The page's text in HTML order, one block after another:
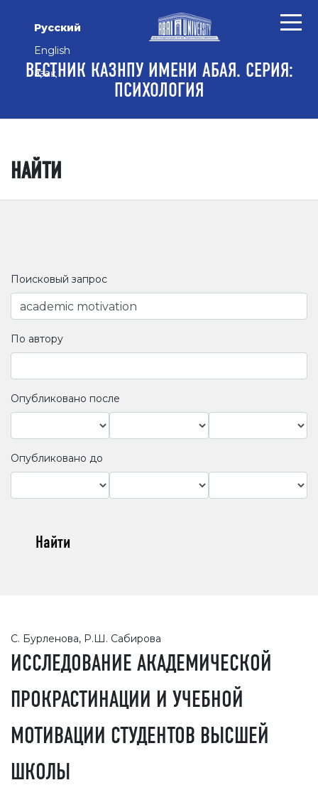
Русский
English
Қазақ
ВЕСТНИК КАЗНПУ ИМЕНИ АБАЯ. СЕРИЯ:
ПСИХОЛОГИЯ
НАЙТИ
Поисковый запрос
По автору
Опубликовано после
Опубликовано до
Найти
С. Бурленова, Р.Ш. Сабирова
ИССЛЕДОВАНИЕ АКАДЕМИЧЕСКОЙ
ПРОКРАСТИНАЦИИ И УЧЕБНОЙ
МОТИВАЦИИ СТУДЕНТОВ ВЫСШЕЙ
ШКОЛЫ